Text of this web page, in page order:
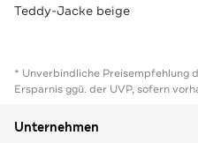
Teddy-Jacke beige
* Unverbindliche Preisempfehlung
Ersparnis ggü. der UVP, sofern
Unternehmen